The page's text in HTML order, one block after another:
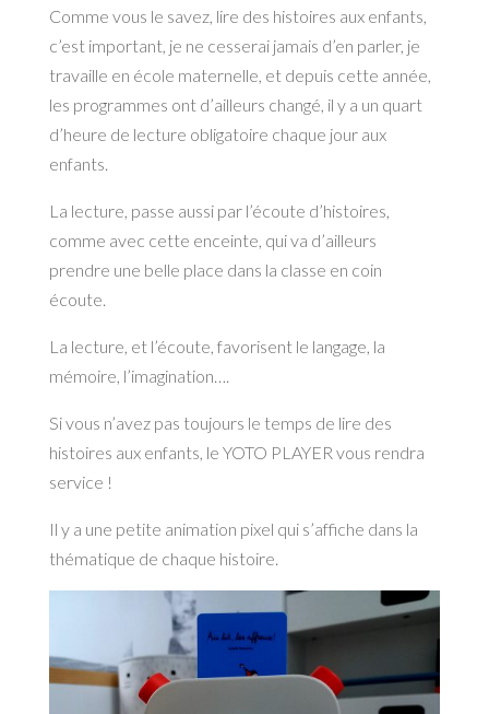
Comme vous le savez, lire des histoires aux enfants,
c’est important, je ne cesserai jamais d’en parler, je
travaille en école maternelle, et depuis cette année,
les programmes ont d’ailleurs changé, il y a un quart
d’heure de lecture obligatoire chaque jour aux
enfants.
La lecture, passe aussi par l’écoute d’histoires,
comme avec cette enceinte, qui va d’ailleurs
prendre une belle place dans la classe en coin
écoute.
La lecture, et l’écoute, favorisent le langage, la
mémoire, l’imagination….
Si vous n’avez pas toujours le temps de lire des
histoires aux enfants, le YOTO PLAYER vous rendra
service !
Il y a une petite animation pixel qui s’affiche dans la
thématique de chaque histoire.